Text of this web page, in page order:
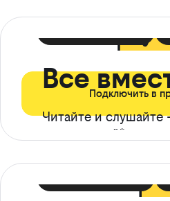
Все
Читайте и слушайте
ограничений*
Подключить в